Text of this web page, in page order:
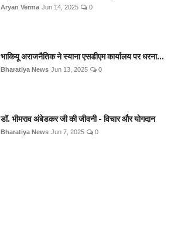
Aryan Verma Jun 14, 2025 0
भाकियू अराजनैतिक ने स्याना एसडीएम कार्यालय पर धरना...
Bharatiya News Jun 13, 2025 0
डॉ. भीमराव अंबेडकर जी की जीवनी - विचार और योगदान
Bharatiya News Jun 7, 2025 0